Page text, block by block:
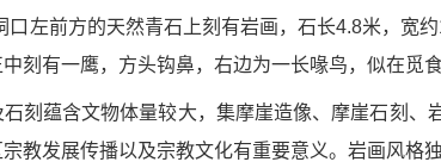
口左前方的天然青石上刻有岩画，石长4.8米，宽
刻有一鹰，方头钩鼻，右边为一长喙鸟，似在觅食
刻蕴含文物体量较大，集摩崖造像、摩崖石刻、
教发展传播以及宗教文化有重要意义。岩画风格